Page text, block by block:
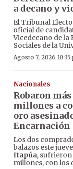
a decano y
El Tribunal
oficial de
Vicedecano de la
Sociales de la
Agosto 7, 2026 10:35
Nacionales
Robaron más
millones a
oro
Encarnación
Los dos
balazos este
Itapúa, sufrieron
millones, con los